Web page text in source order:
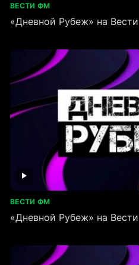
ВЕСТИ ФМ
«Дневной Рубеж» на
ВЕСТИ ФМ
«Дневной Рубеж» на